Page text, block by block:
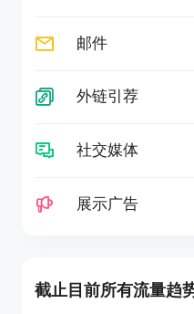
邮件
外链引荐
社交媒体
展示广告
截止目前所有流量趋